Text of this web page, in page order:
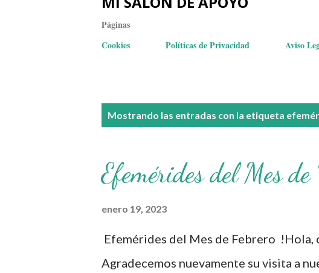
Páginas
Cookies
Políticas de Privacidad Aviso
Mostrando las entradas con la etiqueta
Efemérides del Mes de
enero 19, 2023
Efemérides del Mes de Febrero !Hola,
Agradecemos nuevamente su visita a